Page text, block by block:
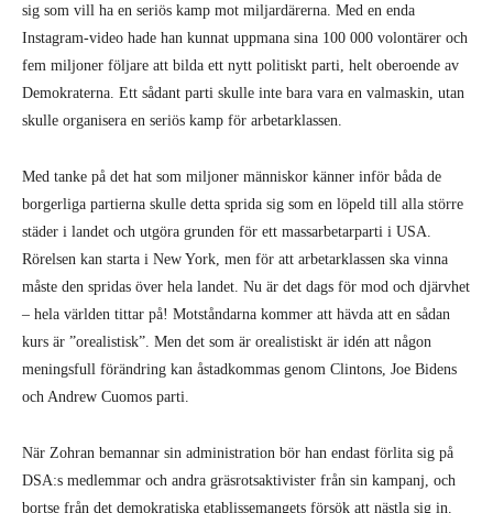
sig som vill ha en seriös kamp mot miljardärerna. Med en enda
Instagram-video hade han kunnat uppmana sina 100 000 volontärer och
fem miljoner följare att bilda ett nytt politiskt parti, helt oberoende av
Demokraterna. Ett sådant parti skulle inte bara vara en valmaskin, utan
skulle organisera en seriös kamp för arbetarklassen.
Med tanke på det hat som miljoner människor känner inför båda de
borgerliga partierna skulle detta sprida sig som en löpeld till alla större
städer i landet och utgöra grunden för ett massarbetarparti i USA.
Rörelsen kan starta i New York, men för att arbetarklassen ska vinna
måste den spridas över hela landet. Nu är det dags för mod och djärvhet
– hela världen tittar på! Motståndarna kommer att hävda att en sådan
kurs är ”orealistisk”. Men det som är orealistiskt är idén att någon
meningsfull förändring kan åstadkommas genom Clintons, Joe Bidens
och Andrew Cuomos parti.
När Zohran bemannar sin administration bör han endast förlita sig på
DSA:s medlemmar och andra gräsrotsaktivister från sin kampanj, och
bortse från det demokratiska etablissemangets försök att nästla sig in.